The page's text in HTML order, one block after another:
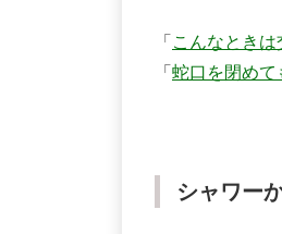
「 こんなとき
「 蛇口を閉めて
シャワー